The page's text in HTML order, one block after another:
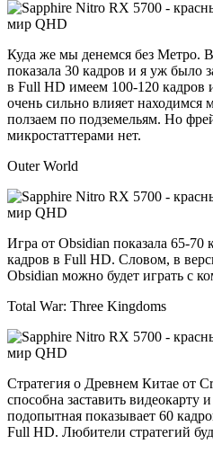
Куда же мы денемся без Метро.
показала 30 кадров и я уж было
в Full HD имеем 100-120 кадров
очень сильно влияет находимся
ползаем по подземельям. Но
микростаттерами нет.
Outer World
Игра от Obsidian показала 65-70
кадров в Full HD. Словом, в
Obsidian можно будет играть с
Total War: Three Kingdoms
Стратегия о Древнем Китае от
способна заставить видеокарту
подопытная показывает 60
Full HD. Любители стратегий